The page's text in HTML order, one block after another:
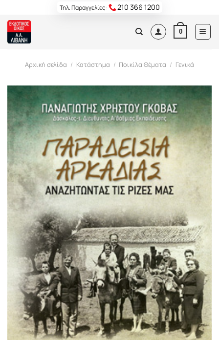
content
Τηλ. Παραγγελίες: 210 366 1200
0
Αρχική σελίδα / Κατάστημα / Ποικίλα Θέματα / Γενικά